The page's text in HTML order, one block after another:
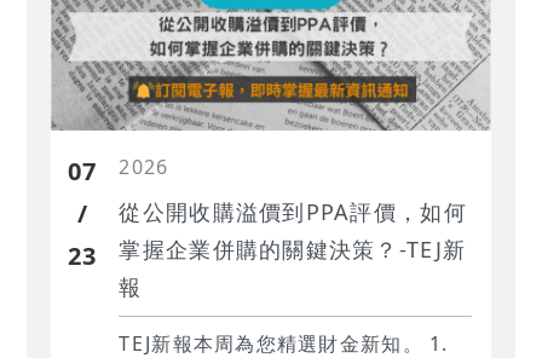
07
/
23
2026
從公開收購溢價到PPA評價，如何
掌握企業併購的關鍵決策？-TEJ新
報
TEJ新報本周為您精選財金新知。 1.